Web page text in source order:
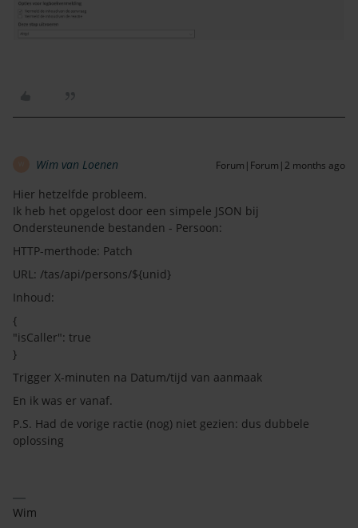
Wim van Loenen Forum|Forum|2 months ago
Hier hetzelfde probleem.
Ik heb het opgelost door een simpele JSON bij
Ondersteunende bestanden - Persoon:
HTTP-merthode: Patch
URL: /tas/api/persons/${unid}
Inhoud:
{
"isCaller": true
}
Trigger X-minuten na Datum/tijd van aanmaak
En ik was er vanaf.
P.S. Had de vorige ractie (nog) niet gezien: dus dubbele
oplossing
Wim